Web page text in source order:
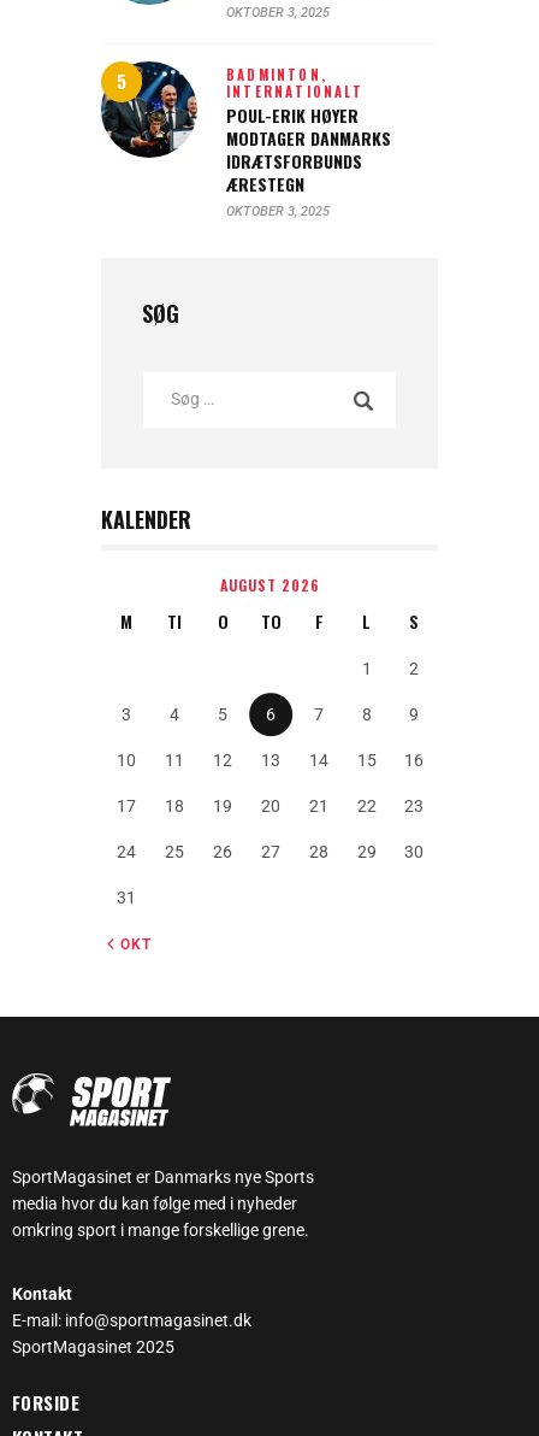
OKTOBER 3, 2025
BADMINTON,
INTERNATIONALT
POUL-ERIK HØYER
MODTAGER DANMARKS
IDRÆTSFORBUNDS
ÆRESTEGN
OKTOBER 3, 2025
SØG
KALENDER
AUGUST 2026
M TI O TO F L S
1 2
3 4 5 6 7 8 9
10 11 12 13 14 15 16
17 18 19 20 21 22 23
24 25 26 27 28 29 30
31
« OKT
SportMagasinet er Danmarks nye Sports
media hvor du kan følge med i nyheder
omkring sport i mange forskellige grene.
Kontakt
E-mail: info@sportmagasinet.dk
SportMagasinet 2025
FORSIDE